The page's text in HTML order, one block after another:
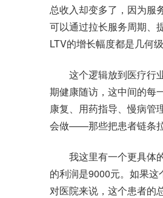
总收入却变多了，因为服
可以通过拉长服务周期、
LTV的增长幅度都是几何级
这个逻辑放到医疗行业
期健康随访，这中间的每
康复、用药指导、慢病管
会做——那些把患者链条
我这里有一个更具体的
的利润是9000元。如果
对医院来说，这个患者的